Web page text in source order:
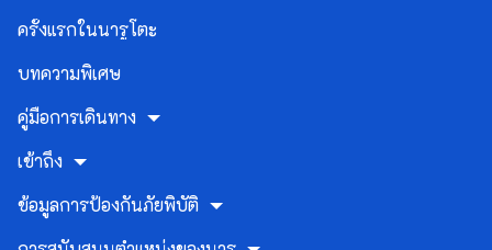
ครั้งแรกในนารูโตะ
บทความพิเศษ
คู่มือการเดินทาง
เข้าถึง
ข้อมูลการป้องกันภัยพิบัติ